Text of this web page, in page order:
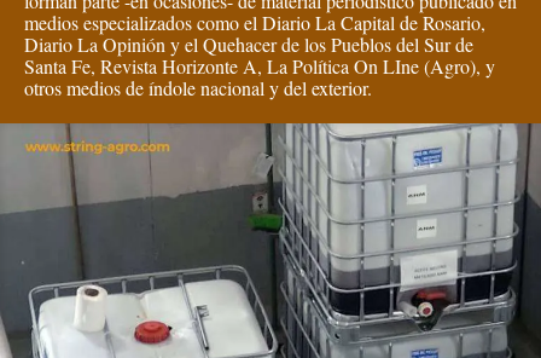
medios especializados como el Diario La Capital de Rosario,
Diario La Opinión y el Quehacer de los Pueblos del Sur de
Santa Fe, Revista Horizonte A, La Política On LIne (Agro), y
otros medios de índole nacional y del exterior.